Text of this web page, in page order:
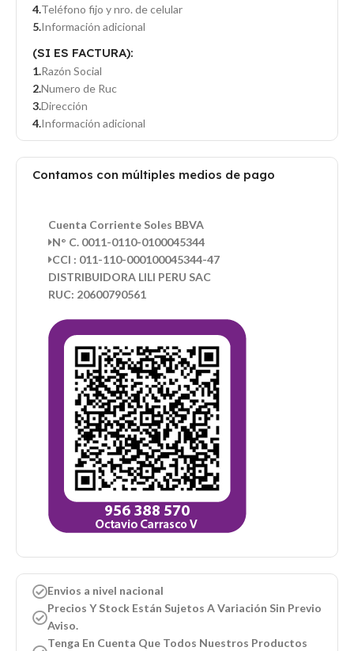
Teléfono fijo y nro. de celular
Información adicional
(SI ES FACTURA):
Razón Social
Numero de Ruc
Dirección
Información adicional
Contamos con múltiples medios de pago
Cuenta Corriente Soles BBVA
N° C. 0011-0110-0100045344
CCI : 011-110-000100045344-47
DISTRIBUIDORA LILI PERU SAC
RUC: 20600790561
Envios a nivel nacional
Precios Y Stock Están Sujetos A Variación Sin Previo
Aviso.
Tenga En Cuenta Que Todos Nuestros Productos